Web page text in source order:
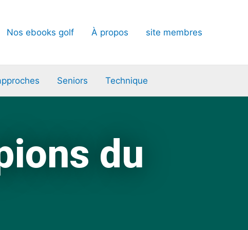
Nos ebooks golf À propos site membres
Seniors Technique
du